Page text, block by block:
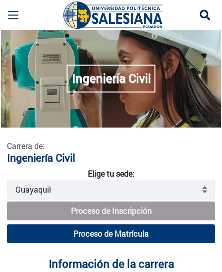
Ingeniería Civil - Guayaquil
Ingeniería Civil
Carrera de:
Ingeniería Civil
Elige tu sede:
Proceso de Inscripción
Proceso de Matrícula
Información de la carrera